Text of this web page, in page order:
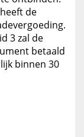
de
3 zal de
betaald
binnen 30